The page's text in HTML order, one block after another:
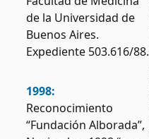
de la Universidad de
Buenos Aires.
Expediente 503.616/88.
1998:
Reconocimiento
“Fundación Alborada”,